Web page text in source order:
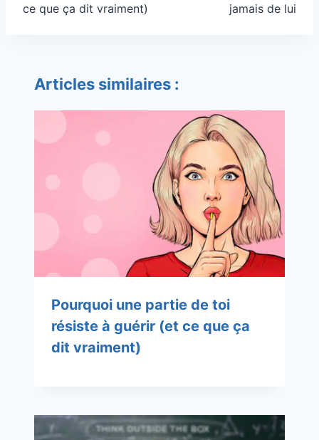
ce que ça dit vraiment)
jamais de lui
Articles similaires :
Pourquoi une partie de toi
résiste à guérir (et ce que ça
dit vraiment)